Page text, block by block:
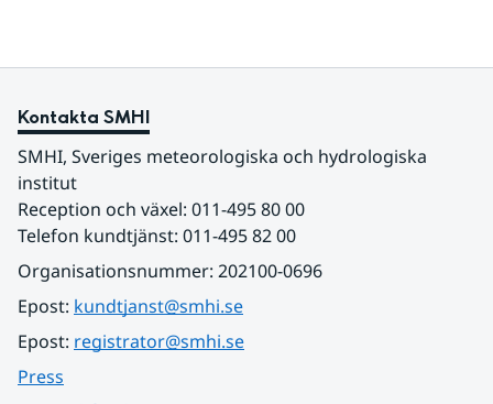
Kontakta SMHI
SMHI, Sveriges meteorologiska och hydrologiska
institut
Reception och växel: 011-495 80 00
Telefon kundtjänst: 011-495 82 00
Organisationsnummer: 202100-0696
Epost: kundtjanst@smhi.se
Epost: registrator@smhi.se
Press